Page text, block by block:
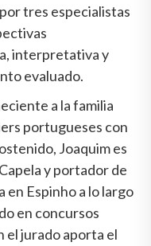
tres especialistas
interpretativa y
evaluado.
a la familia
portugueses con
Joaquim es
y portador de
Espinho a lo largo
en concursos
el jurado aporta el